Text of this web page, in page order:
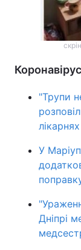
"Трупи
У
Дніпрі